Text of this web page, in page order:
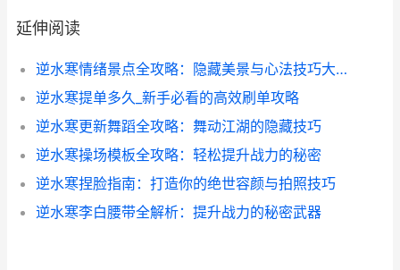
延伸阅读
逆水寒情绪景点全攻略：隐藏美景与心法技巧大揭秘
逆水寒提单多久_新手必看的高效刷单攻略
逆水寒更新舞蹈全攻略：舞动江湖的隐藏技巧
逆水寒操场模板全攻略：轻松提升战力的秘密
逆水寒捏脸指南：打造你的绝世容颜与拍照技巧
逆水寒李白腰带全解析：提升战力的秘密武器